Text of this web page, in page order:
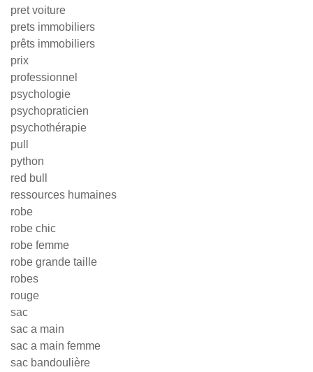
pret voiture
prets immobiliers
prêts immobiliers
prix
professionnel
psychologie
psychopraticien
psychothérapie
pull
python
red bull
ressources humaines
robe
robe chic
robe femme
robe grande taille
robes
rouge
sac
sac a main
sac a main femme
sac bandoulière